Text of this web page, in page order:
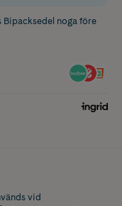
Bipacksedel noga före
vid